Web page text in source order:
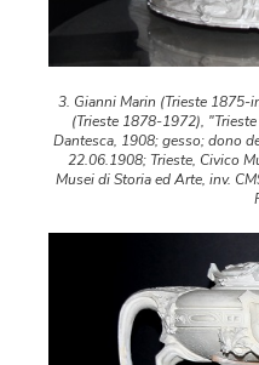
3. Gianni Marin (Trieste 1875-
(Trieste 1878-1972),
Dantesca, 1908; gesso; dono
22.06.1908; Trieste, Civico
Musei di Storia ed Arte, inv.